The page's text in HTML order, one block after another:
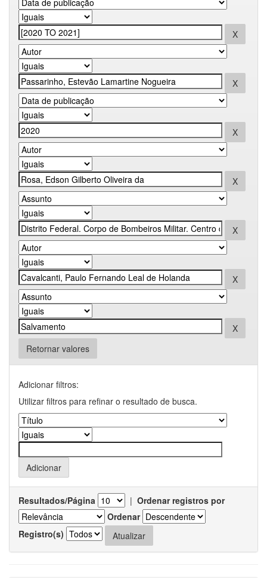
Retornar valores
Adicionar filtros:
Utilizar filtros para refinar o resultado de busca.
Resultados/Página | Ordenar registros por
Ordenar
Registro(s)